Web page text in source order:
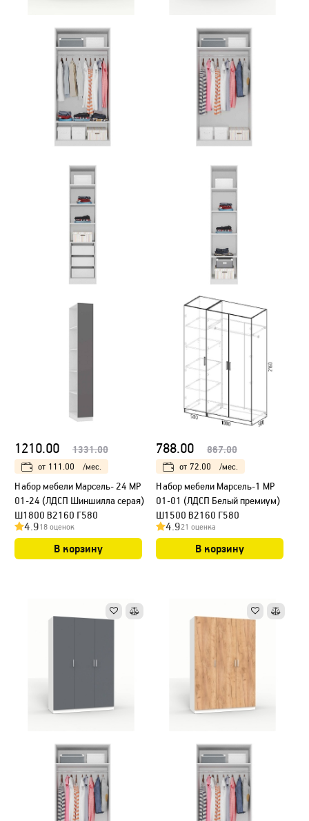
1210.00 1331.00
от 111.00 /мес.
Набор мебели Марсель- 24 МР
01-24 (ЛДСП Шиншилла серая)
Ш1800 В2160 Г580
4.918 оценок
В корзину
788.00 867.00
от 72.00 /мес.
Набор мебели Марсель-1 МР
01-01 (ЛДСП Белый премиум)
Ш1500 В2160 Г580
4.921 оценка
В корзину